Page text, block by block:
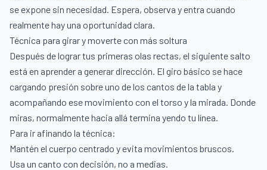
se expone sin necesidad. Espera, observa y entra cuando
realmente hay una oportunidad clara.
Técnica para girar y moverte con más soltura
Después de lograr tus primeras olas rectas, el siguiente salto
está en aprender a generar dirección. El giro básico se hace
cargando presión sobre uno de los cantos de la tabla y
acompañando ese movimiento con el torso y la mirada. Donde
miras, normalmente hacia allá termina yendo tu línea.
Para ir afinando la técnica:
Mantén el cuerpo centrado y evita movimientos bruscos.
Usa un canto con decisión, no a medias.